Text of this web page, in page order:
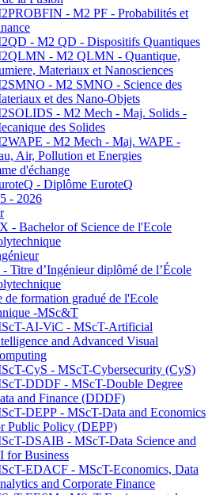
- M2 PF - Probabilités et
- M2 QD - Dispositifs Quantiques
- M2 QLMN - Quantique,
Materiaux et Nanosciences
- M2 SMNO - Science des
et des Nano-Objets
- M2 Mech - Maj. Solids -
des Solides
- M2 Mech - Maj. WAPE -
Air, Pollution et Energies
d'échange
- Diplôme EuroteQ
- 2026
- Bachelor of Science de l'Ecole
Titre d’Ingénieur diplômé de l’École
de formation gradué de l'Ecole
-MSc&T
AI-ViC - MScT-Artificial
and Advanced Visual
CyS - MScT-Cybersecurity (CyS)
DDDF - MScT-Double Degree
and Finance (DDDF)
DEPP - MScT-Data and Economics
Public Policy (DEPP)
DSAIB - MScT-Data Science and
for Business
EDACF - MScT-Economics, Data
and Corporate Finance